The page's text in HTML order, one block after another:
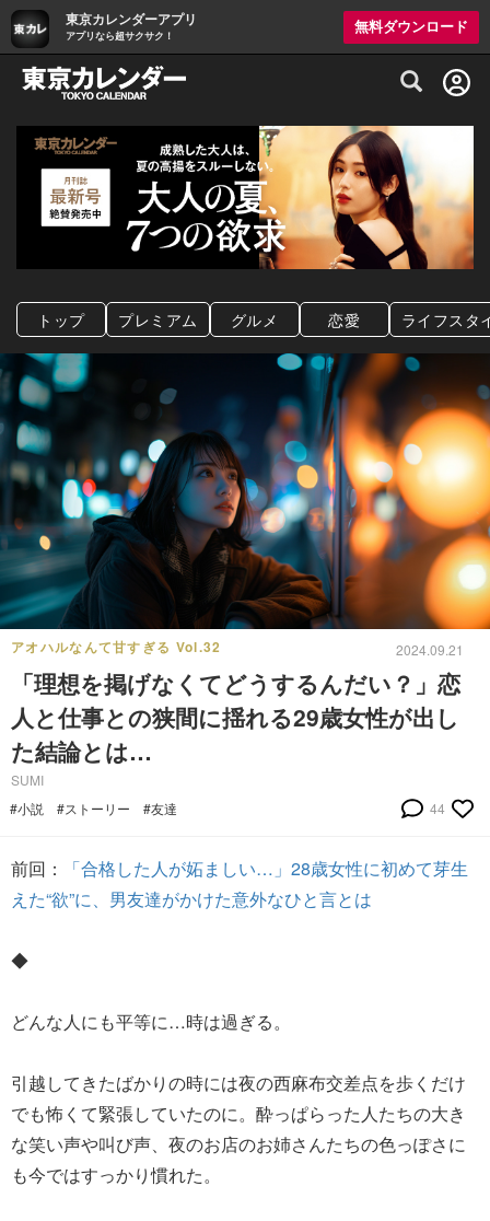
東京カレンダーアプリ
アプリなら超サクサク！
無料ダウンロード
グルメ情報・プレミアムレストラン予約
トップ プレミアム グルメ 恋愛 ライフスタ
アオハルなんて甘すぎる Vol.32 2024.09.21
「理想を掲げなくてどうするんだい？」恋
人と仕事との狭間に揺れる29歳女性が出し
た結論とは…
SUMI
#小説
#ストーリー #友達 44
前回：
「合格した人が妬ましい…」28歳女性に初めて芽生
えた“欲”に、男友達がかけた意外なひと言とは
◆
どんな人にも平等に…時は過ぎる。
引越してきたばかりの時には夜の西麻布交差点を歩くだけ
でも怖くて緊張していたのに。酔っぱらった人たちの大き
な笑い声や叫び声、夜のお店のお姉さんたちの色っぽさに
も今ではすっかり慣れた。